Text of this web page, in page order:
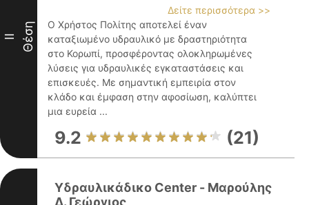
II Θέση
Δείτε περισσότερα >>
Ο Χρήστος Πολίτης αποτελεί έναν
καταξιωμένο υδραυλικό με δραστηριότητα
στο Κορωπί, προσφέροντας ολοκληρωμένες
λύσεις για υδραυλικές εγκαταστάσεις και
επισκευές. Με σημαντική εμπειρία στον
κλάδο και έμφαση στην αφοσίωση, καλύπτει
μια ευρεία ...
9.2 (21)
Yδραυλικάδικο Center - Μαρούλης
Δ. Γεώργιος